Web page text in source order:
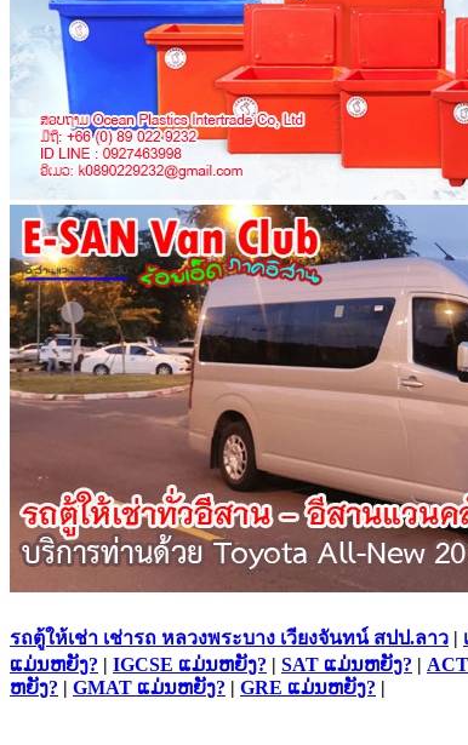
รถตู้ให้เช่า เช่ารถ หลวงพระบาง เวียงจันทน์ สปป.ลาว |
ແມ່ນຫຍັງ? | IGCSE ແມ່ນຫຍັງ? | SAT ແມ່ນຫຍັງ? |
ຫຍັງ? | GMAT ແມ່ນຫຍັງ? | GRE ແມ່ນຫຍັງ? |